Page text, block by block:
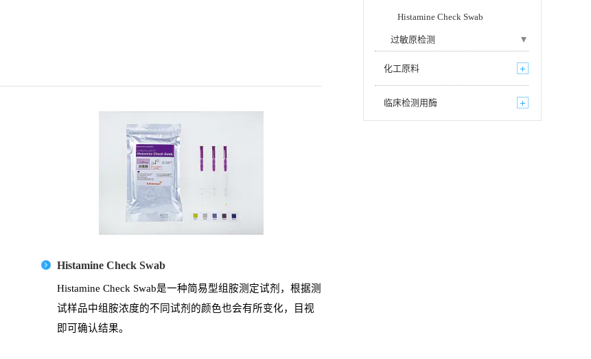
Histamine Check Swab
Histamine Check Swab是一种简易型组胺测定试剂，根据测
试样品中组胺浓度的不同试剂的颜色也会有所变化，目视
即可确认结果。
Histamine Check Swab
过敏原检测
化工原料
临床检测用酶